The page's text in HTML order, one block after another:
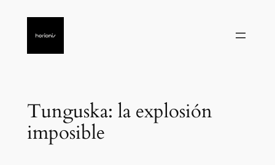
Tunguska: la explosión
imposible